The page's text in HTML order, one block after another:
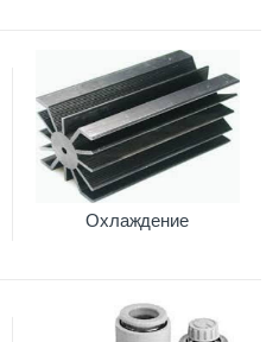
Охлаждение